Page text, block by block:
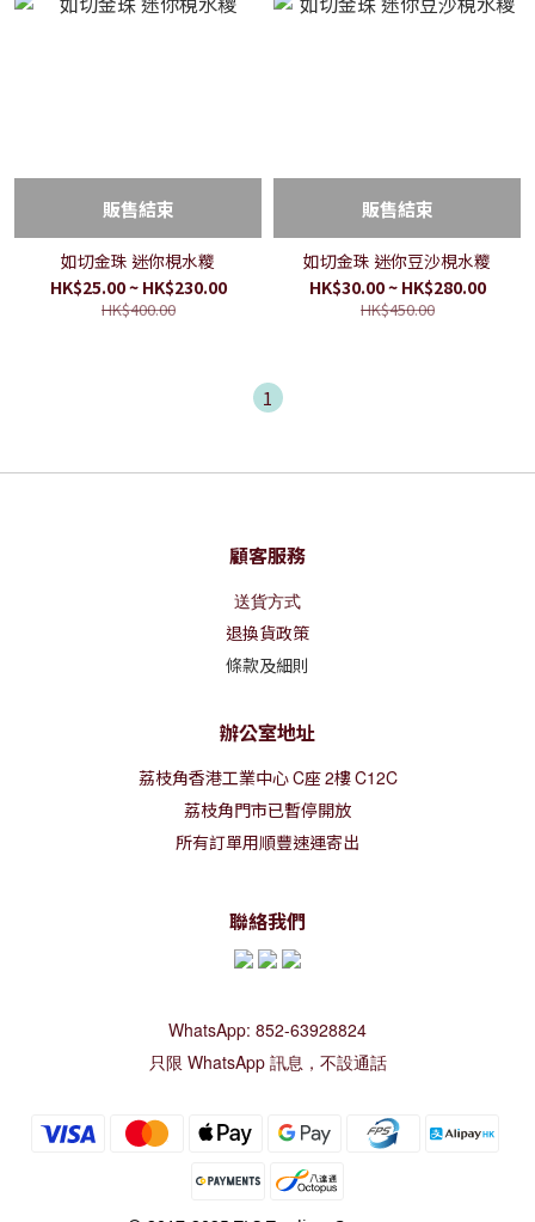
販售結束
如切金珠 迷你梘水糭
HK$25.00 ~ HK$230.00
HK$400.00
販售結束
如切金珠 迷你豆沙梘水糭
HK$30.00 ~ HK$280.00
HK$450.00
1
顧客服務
送貨方式
退換貨政策
條款及細則
辦公室地址
荔枝角香港工業中心C座2樓C12C
荔枝角門市已暫停開放
所有訂單用順豐速運寄出
聯絡我們
WhatsApp: 852-63928824
只限 WhatsApp 訊息，不設通話